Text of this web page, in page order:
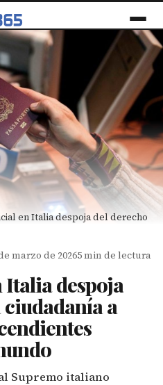
en Italia despoja del derecho
marzo de 20265 min de lectura
despoja
ciudadanía a
Supremo italiano